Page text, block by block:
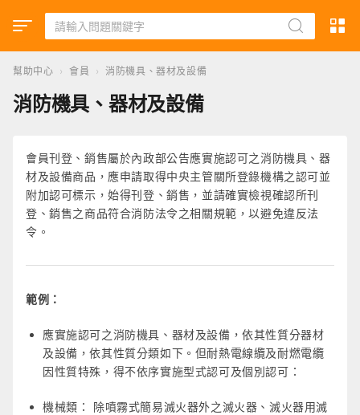
幫助中心 › 會員 › 消防機具、器材及設備
消防機具、器材及設備
會員刊登、銷售屬於內政部公告應實施認可之消防機具、器
材及設備商品，應申請取得中央主管關所登錄機構之認可並
附加認可標示，始得刊登、銷售，並請確實檢視確認所刊
登、銷售之商品符合消防法令之相關規範，以避免違反法
令。
範例：
應實施認可之消防機具、器材及設備，依其性質分器材
及設備，依其性質分類如下。但耐熱電線纜及耐燃電纜
因性質特殊，得不依序實施型式認可及個別認可：
機械類： 除噴霧式簡易滅火器外之滅火器、滅火器用滅